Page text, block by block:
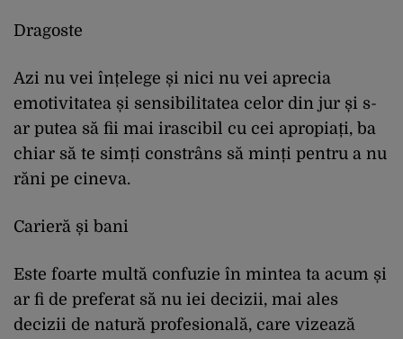
Dragoste
Azi nu vei înțelege și nici nu vei aprecia
emotivitatea și sensibilitatea celor din jur și s-
ar putea să fii mai irascibil cu cei apropiați, ba
chiar să te simți constrâns să minți pentru a nu
răni pe cineva.
Carieră și bani
Este foarte multă confuzie în mintea ta acum și
ar fi de preferat să nu iei decizii, mai ales
decizii de natură profesională, care vizează